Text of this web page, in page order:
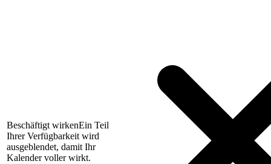
Beschäftigt wirkenEin Teil
Ihrer Verfügbarkeit wird
ausgeblendet, damit Ihr
Kalender voller wirkt.